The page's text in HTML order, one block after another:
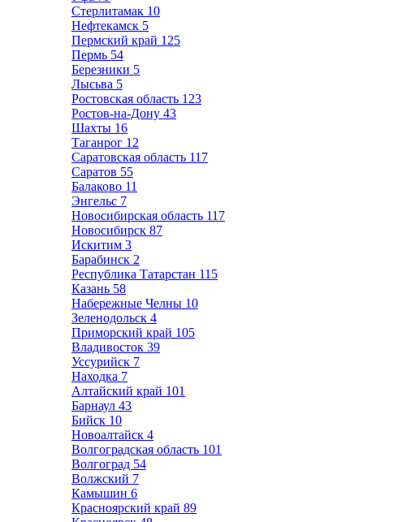
Стерлитамак 10
Нефтекамск 5
Пермский край 125
Пермь 54
Березники 5
Лысьва 5
Ростовская область 123
Ростов-на-Дону 43
Шахты 16
Таганрог 12
Саратовская область 117
Саратов 55
Балаково 11
Энгельс 7
Новосибирская область 117
Новосибирск 87
Искитим 3
Барабинск 2
Республика Татарстан 115
Казань 58
Набережные Челны 10
Зеленодольск 4
Приморский край 105
Владивосток 39
Уссурийск 7
Находка 7
Алтайский край 101
Барнаул 43
Бийск 10
Новоалтайск 4
Волгоградская область 101
Волгоград 54
Волжский 7
Камышин 6
Красноярский край 89